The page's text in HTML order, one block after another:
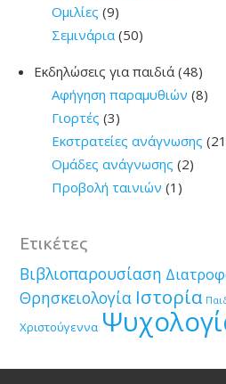
Ομιλίες (9)
Σεμινάρια(50)
Εκδηλώσεις για παιδιά (48)
Αφήγηση παραμυθιών (8)
Γιορτές (3)
Εκστρατείες ανάγνωσης
Ομάδες ανάγνωσης (2)
Προβολή ταινιών (1)
Ετικέτες
Βιβλιοπαρουσίαση
Θρησκειολογία Ιστορία
Χριστούγεννα